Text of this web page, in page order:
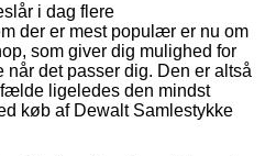
i dag flere
der er mest populær er nu om
som giver dig mulighed for
det passer dig. Den er altså
ligeledes den mindst
køb af Dewalt Samlestykke